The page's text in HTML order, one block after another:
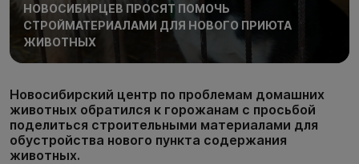
НОВОСИБИРЦЕВ ПРОСЯТ ПОМОЧЬ
СТРОЙМАТЕРИАЛАМИ ДЛЯ НОВОГО ПРИЮТА
ЖИВОТНЫХ
Новосибирский центр по проблемам домашних
животных обратился к горожанам с просьбой
поделиться строительными материалами для
обустройства нового пункта содержания
животных.